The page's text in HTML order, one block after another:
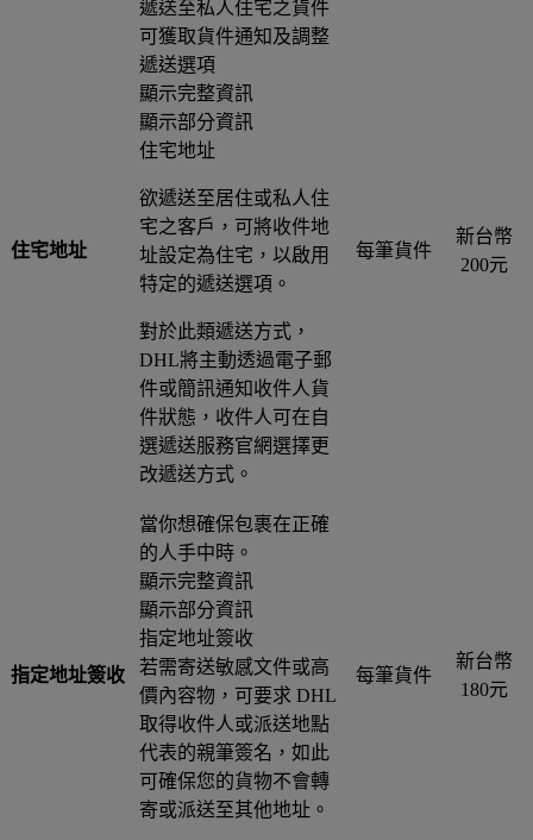
住宅地址
遞送至私人住宅之貨件
可獲取貨件通知及調整
遞送選項
顯示完整資訊
顯示部分資訊
住宅地址
欲遞送至居住或私人住
宅之客戶，可將收件地
址設定為住宅，以啟用
特定的遞送選項。
對於此類遞送方式，
DHL將主動透過電子郵
件或簡訊通知收件人貨
件狀態，收件人可在自
選遞送服務官網選擇更
改遞送方式。
每筆貨件
新台幣
200元
指定地址簽收
當你想確保包裹在正確
的人手中時。
顯示完整資訊
顯示部分資訊
指定地址簽收
若需寄送敏感文件或高
價內容物，可要求 DHL
取得收件人或派送地點
代表的親筆簽名，如此
可確保您的貨物不會轉
寄或派送至其他地址。
每筆貨件
新台幣
180元